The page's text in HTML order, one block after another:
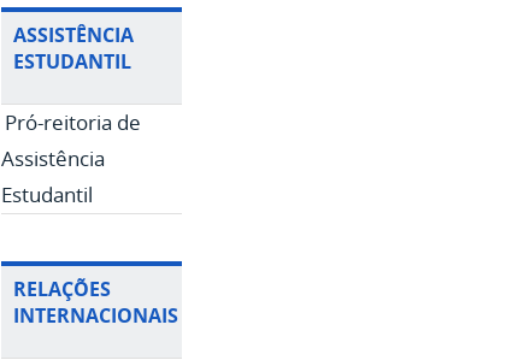
ASSISTÊNCIA
ESTUDANTIL
Pró-reitoria de
Assistência
Estudantil
RELAÇÕES
INTERNACIONAIS